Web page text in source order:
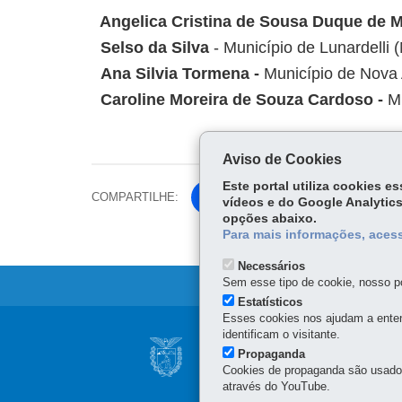
Angelica Cristina de Sousa Duque de
Selso da Silva - Município de Lunardelli
Ana Silvia Tormena - Município de
Caroline Moreira de Souza Cardoso -
COMPARTILHE:
Fa
ce
bo
ok
Tw
er
Navegação
principal
CONTROLADORIA
Rua Mateus Leme, nº
MAPA
Aviso de Cookies
Este portal utiliza cookies
vídeos e do Google
opções abaixo.
Para mais informações,
Necessários
Sem esse tipo de cookie, nosso
Estatísticos
Esses cookies nos ajudam a
identificam o visitante.
Propaganda
Cookies de propaganda são
através do YouTube.